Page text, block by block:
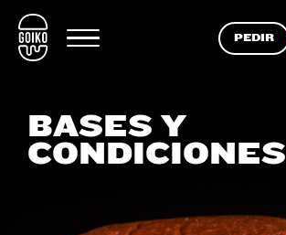
PEDIR
BASES Y
CONDICIONES